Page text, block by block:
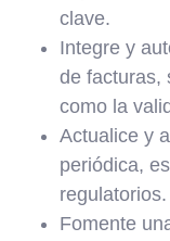
clave.
Integre y
de facturas,
como la
Actualice y
periódica,
regulatorios.
Fomente